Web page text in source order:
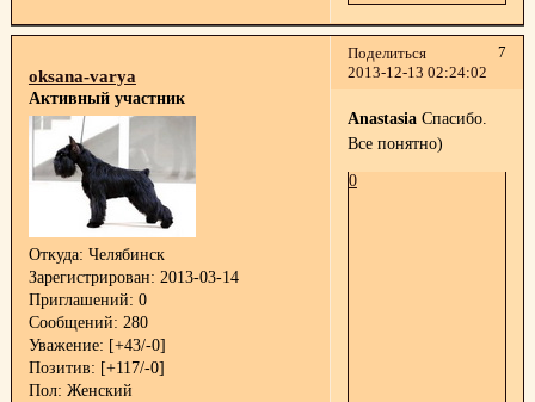
Поделиться
7
2013-12-13 02:24:02
oksana-varya
Активный участник
Откуда: Челябинск
Зарегистрирован: 2013-03-14
Приглашений: 0
Сообщений: 280
Уважение: [+43/-0]
Позитив: [+117/-0]
Пол: Женский
AnastasiaСпасибо.
Все понятно)
0